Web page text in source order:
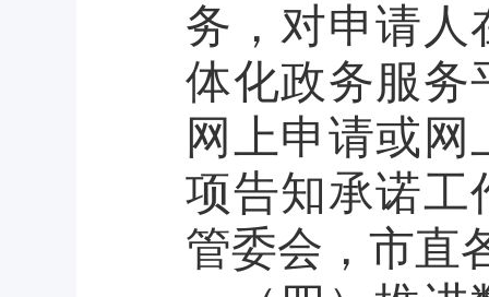
务，对申请人
体化政务服务
网上申请或
项告知承诺工
管委会，市直